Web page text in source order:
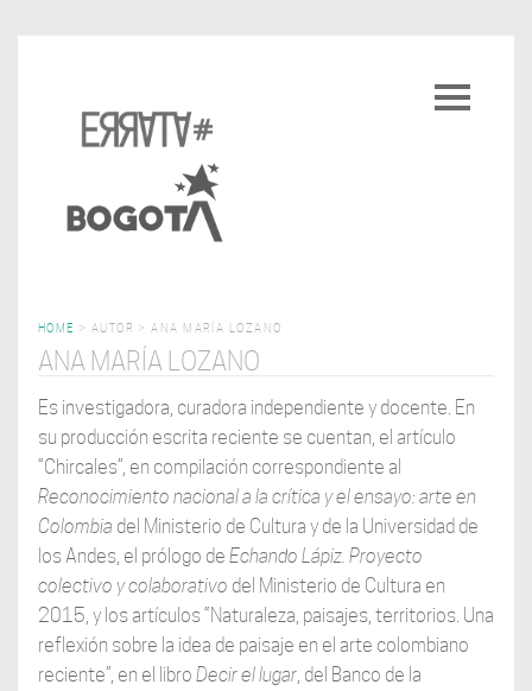
Toggle
HOME > AUTOR > ANA MARÍA LOZANO
ANA MARÍA LOZANO
Es investigadora, curadora independiente y docente. En
su producción escrita reciente se cuentan, el artículo
“Chircales”, en compilación correspondiente al
Reconocimiento nacional a la crítica y el ensayo: arte en
Colombia del Ministerio de Cultura y de la Universidad de
los Andes, el prólogo de Echando Lápiz. Proyecto
colectivo y colaborativo del Ministerio de Cultura en
2015, y los artículos “Naturaleza, paisajes, territorios. Una
reflexión sobre la idea de paisaje en el arte colombiano
reciente”, en el libro Decir el lugar, del Banco de la